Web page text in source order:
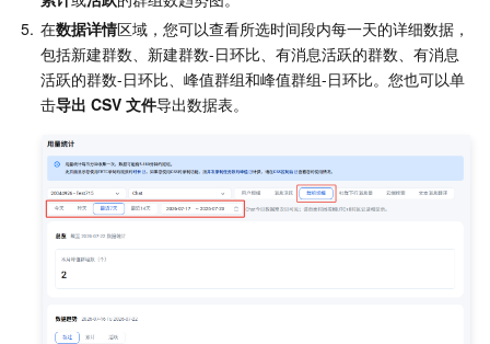
第三方
服务计划
腾讯云培训认证
合作伙伴支持计划
5. 在数据详情区域，您可以查看所选时间段内每一天的详细数据，
包括新建群数、新建群数-日环比、有消息活跃的群数、有消息
活跃的群数-日环比、峰值群组和峰值群组-日环比。您也可以单
击导出 CSV 文件导出数据表。